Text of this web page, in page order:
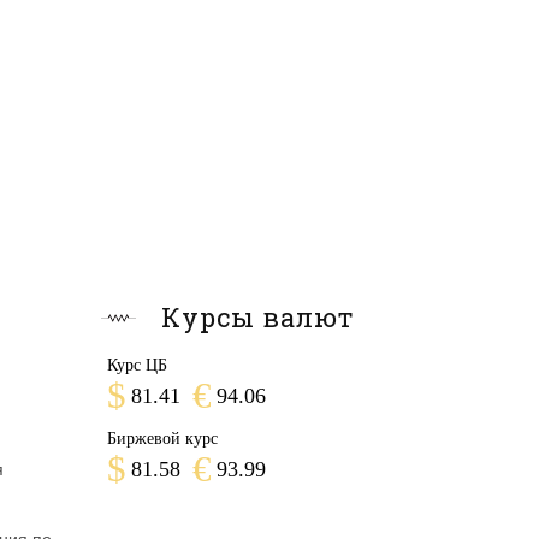
Курсы валют
Курс ЦБ
$ 81.41 € 94.06
Биржевой курс
$ 81.58 € 93.99